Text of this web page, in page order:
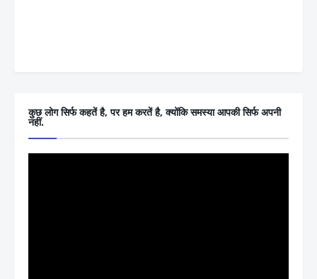
कुछ लोग सिर्फ कहतें है, पर हम करतें है, क्योंकि समस्या आपकी सिर्फ अपनी
नहीं.